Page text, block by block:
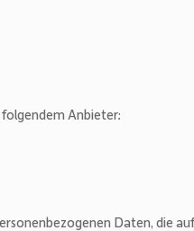
Anbieter:
Daten, die